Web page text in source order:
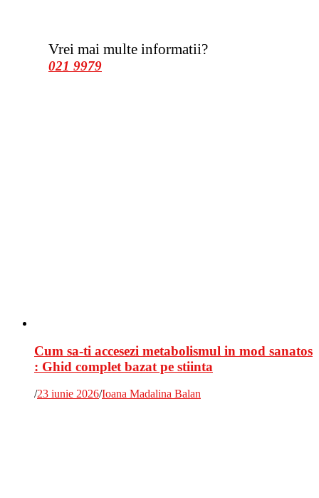
Vrei mai multe informatii?
021 9979
Cum sa-ti accesezi metabolismul in mod sanatos
: Ghid complet bazat pe stiinta
/23 iunie 2026/Ioana Madalina Balan